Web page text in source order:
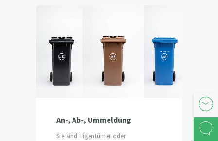
An-, Ab-, Ummeldung
Sie sind Eigentümer oder